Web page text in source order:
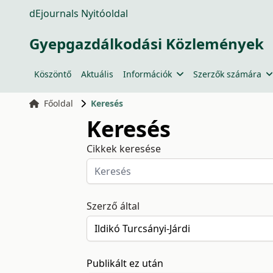
dEjournals Nyitóoldal
Gyepgazdálkodási Közlemények
Köszöntő Aktuális Információk Szerzők számára
Főoldal Keresés
Keresés
Cikkek keresése
Szerző által
Publikált ez után